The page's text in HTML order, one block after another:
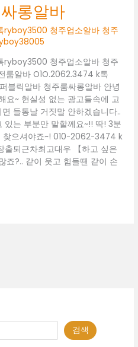
롱알바
ryboy3500 청주업소알바 청주
ryboy3500 청주업소알바 청주
룸알바 O1O.2062.3474 k톡
블릭알바 청주룸싸롱알바 안녕
요~ 현실성 없는 광고들속에 고
들통날 거짓말 안하겠습니다..
는 부분만 말할께요~!! 딱! 3분
찾으셔야죠~! 010-2062-3474 k
퇴근차최고대우 【하고 싶은
죠?.. 같이 웃고 힘들땐 같이 손
검색